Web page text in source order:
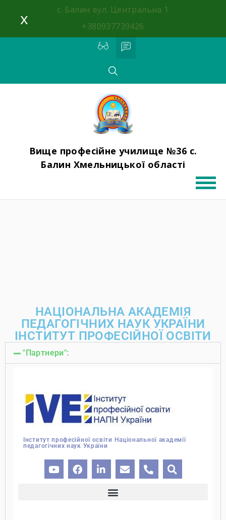
с. Балин вул. Центральна 1
+380937739426
Вище професійне училище №36 с.
Балин Хмельницької області
НАЦІОНАЛЬНА АКАДЕМІЯ
ПЕДАГОГІЧНИХ НАУК УКРАЇНИ
ІНСТИТУТ ПРОФЕСІЙНОЇ ОСВІТИ
"Партнери":
x